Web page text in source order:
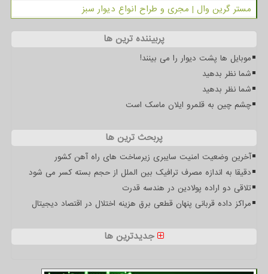
مستر گرین وال | مجری و طراح انواع دیوار سبز
پربیننده ترین ها
موبایل ها پشت دیوار را می بینند!
شما نظر بدهید
شما نظر بدهید
چشم چین به قلمرو ایلان ماسک است
پربحث ترین ها
آخرین وضعیت امنیت سایبری زیرساخت های راه آهن کشور
دقیقا به اندازه مصرف ترافیک بین الملل از حجم بسته کسر می شود
تلاقی دو اراده پولادین در هندسه قدرت
مراکز داده قربانی پنهان قطعی برق هزینه اختلال در اقتصاد دیجیتال
جدیدترین ها